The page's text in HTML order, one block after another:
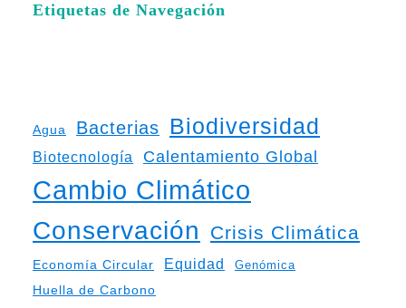
Etiquetas de Navegación
Agua Bacterias Biodiversidad
Biotecnología Calentamiento Global
Cambio Climático
Conservación Crisis Climática
Economía Circular Equidad Genómica
Huella de Carbono